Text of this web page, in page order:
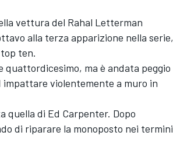
vettura del Rahal Letterman
alla terza apparizione nella serie,
ten.
ma è andata peggio
impattare violentemente a muro in
quella di Ed Carpenter. Dopo
di riparare la monoposto nei termini